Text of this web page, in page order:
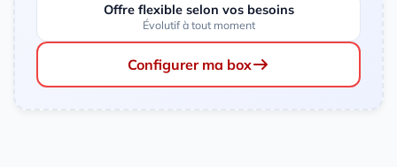
Offre flexible selon vos besoins
Évolutif à tout moment
Configurer ma box